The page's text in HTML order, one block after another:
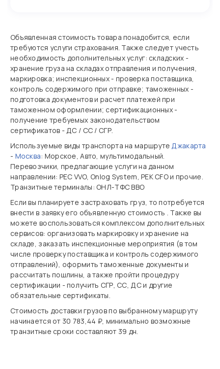
Объявленная стоимость товара понадобится, если
требуются услуги страхования. Также следует учесть
необходимость дополнительных услуг: складских -
хранение груза на складах отправления и получения,
маркировка; инспекционных - проверка поставщика,
контроль содержимого при отправке; таможенных -
подготовка документов и расчет платежей при
таможенном оформлении; сертификационных -
получение требуемых законодательством
сертификатов - ДС / СС / СГР.
Используемые виды транспорта на маршрутеДжакарта
- Москва: Морское, Авто, мультимодальный.
Перевозчики, предлагающие услуги на данном
направлении: PEC VVO, Onlog System, PEK CFO и прочие.
Транзитные терминалы: ОНЛ-ТФС ВВО
Если вы планируете застраховать груз, то потребуется
внести в заявку его объявленную стоимость . Также вы
можете воспользоваться комплексом дополнительных
сервисов: организовать маркировку и хранение на
складе, заказать инспекционные мероприятия (в том
числе проверку поставщика и контроль содержимого
отправлений), оформить таможенные документы и
рассчитать пошлины, а также пройти процедуру
сертификации - получить СГР, СС, ДС и другие
обязательные сертификаты.
Стоимость доставки грузов по выбранному маршруту
начинается от 30 783,44 ₽, минимально возможные
транзитные сроки составляют 39 дн.